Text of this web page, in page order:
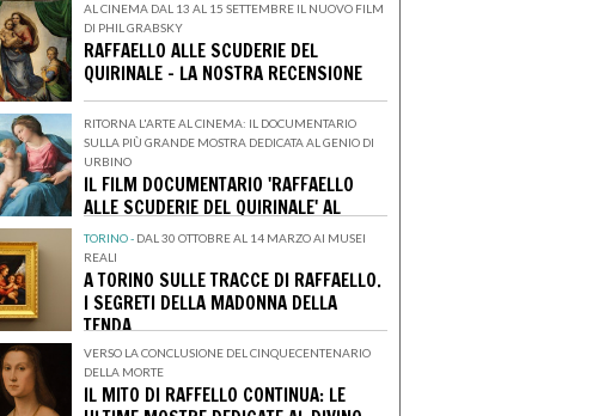
AL CINEMA DAL 13 AL 15 SETTEMBRE IL NUOVO FILM
DI PHIL GRABSKY
RAFFAELLO ALLE SCUDERIE DEL
QUIRINALE - LA NOSTRA RECENSIONE
RITORNA L'ARTE AL CINEMA: IL DOCUMENTARIO
SULLA PIÙ GRANDE MOSTRA DEDICATA AL GENIO DI
URBINO
IL FILM DOCUMENTARIO 'RAFFAELLO
ALLE SCUDERIE DEL QUIRINALE' AL
CINEMA IL 13, 14 E 15 SETTEMBRE
TORINO - DAL 30 OTTOBRE AL 14 MARZO AI MUSEI
REALI
A TORINO SULLE TRACCE DI RAFFAELLO.
I SEGRETI DELLA MADONNA DELLA
TENDA
VERSO LA CONCLUSIONE DEL CINQUECENTENARIO
DELLA MORTE
IL MITO DI RAFFELLO CONTINUA: LE